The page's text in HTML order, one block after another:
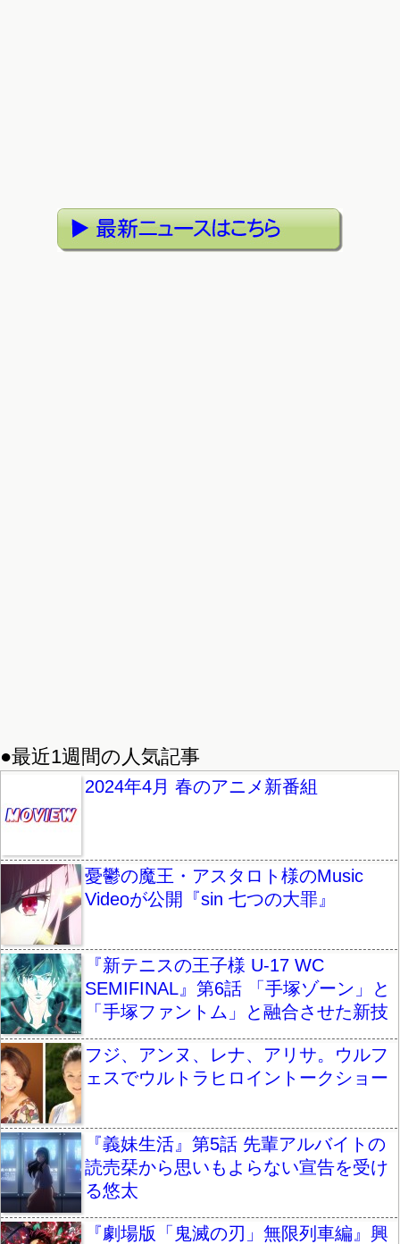
●最近1週間の人気記事
2024年4月 春のアニメ新番組
憂鬱の魔王・アスタロト様のMusic
Videoが公開『sin 七つの大罪』
『新テニスの王子様 U-17 WC
SEMIFINAL』第6話 「手塚ゾーン」と
「手塚ファントム」と融合させた新技
フジ、アンヌ、レナ、アリサ。ウルフ
ェスでウルトラヒロイントークショー
『義妹生活』第5話 先輩アルバイトの
読売栞から思いもよらない宣告を受け
る悠太
『劇場版「鬼滅の刃」無限列車編』興